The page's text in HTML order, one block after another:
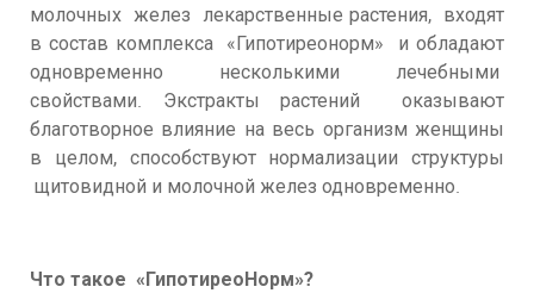
молочных желез лекарственные растения, входят
в состав комплекса «Гипотиреонорм» и обладают
одновременно несколькими лечебными
свойствами. Экстракты растений оказывают
благотворное влияние на весь организм женщины
в целом, способствуют нормализации структуры
щитовидной и молочной желез одновременно.
Что такое «ГипотиреоНорм»?